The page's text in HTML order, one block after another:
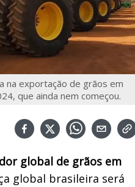
na exportação de grãos em
que ainda nem começou.
global de grãos em
global brasileira será